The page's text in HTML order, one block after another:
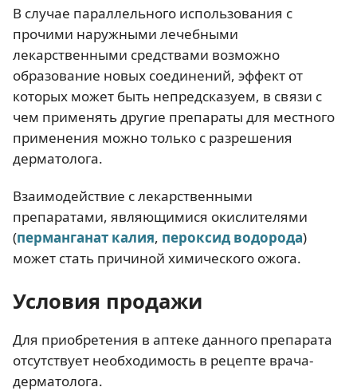
В случае параллельного использования с
прочими наружными лечебными
лекарственными средствами возможно
образование новых соединений, эффект от
которых может быть непредсказуем, в связи с
чем применять другие препараты для местного
применения можно только с разрешения
дерматолога.
Взаимодействие с лекарственными
препаратами, являющимися окислителями
(перманганат калия, пероксид водорода)
может стать причиной химического ожога.
Условия продажи
Для приобретения в аптеке данного препарата
отсутствует необходимость в рецепте врача-
дерматолога.